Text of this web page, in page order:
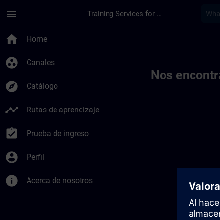
menu Training Services for Digital Industries
home Home
group_work Canales
explore Catálogo
timeline Rutas de aprendizaje
assignment_turned_in Prueba de ingreso
account_circle Perfil
info Acerca de nosotros
Nos